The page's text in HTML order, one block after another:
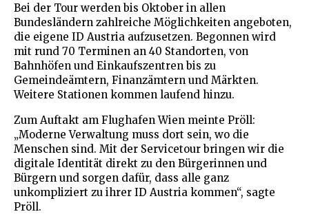
Bei der Tour werden bis Oktober in allen
Bundesländern zahlreiche Möglichkeiten angeboten,
die eigene ID Austria aufzusetzen. Begonnen wird
mit rund 70 Terminen an 40 Standorten, von
Bahnhöfen und Einkaufszentren bis zu
Gemeindeämtern, Finanzämtern und Märkten.
Weitere Stationen kommen laufend hinzu.
Zum Auftakt am Flughafen Wien meinte Pröll:
„Moderne Verwaltung muss dort sein, wo die
Menschen sind. Mit der Servicetour bringen wir die
digitale Identität direkt zu den Bürgerinnen und
Bürgern und sorgen dafür, dass alle ganz
unkompliziert zu ihrer ID Austria kommen“, sagte
Pröll.